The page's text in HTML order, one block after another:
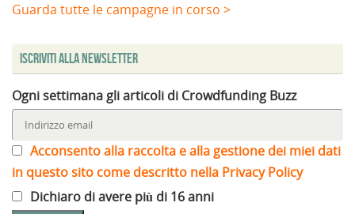
Guarda tutte le campagne in corso >
Iscriviti alla Newsletter
Ogni settimana gli articoli di Crowdfunding Buzz
Acconsento alla raccolta e alla gestione dei miei dati
in questo sito come descritto nella Privacy Policy
Dichiaro di avere più di 16 anni